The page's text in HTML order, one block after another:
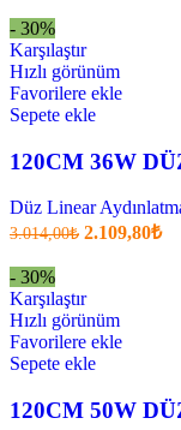
- 30%
Karşılaştır
Hızlı görünüm
Favorilere ekle
Sepete ekle
120CM 36W
Düz Linear
3.014,00₺ Orijinal
2.109,80₺Şu
- 30%
Karşılaştır
Hızlı görünüm
Favorilere ekle
Sepete ekle
120CM 50W